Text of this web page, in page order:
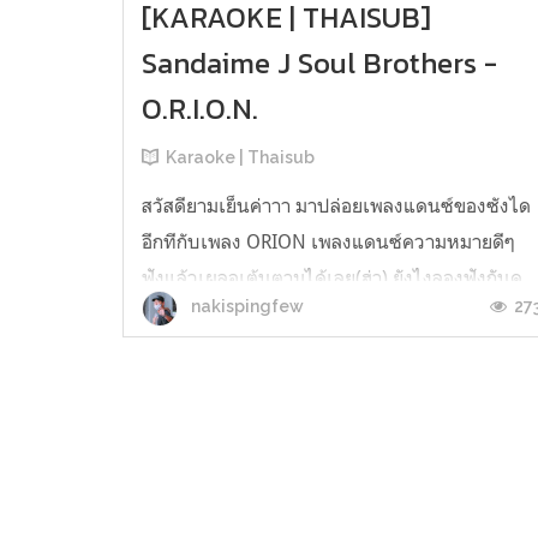
[KARAOKE | THAISUB]
Sandaime J Soul Brothers -
O.R.I.O.N.
Karaoke | Thaisub
สวัสดียามเย็นค่าาา มาปล่อยเพลงแดนซ์ของซังได
อีกทีกับเพลง ORION เพลงแดนซ์ความหมายดีๆ
ฟังแล้วเผลอเต้นตามได้เลย(ฮ่า) ยังไงลองฟังกันดู
จ้า [KARAOKE | THAISUB] Sandaime J Soul
nakispingfew